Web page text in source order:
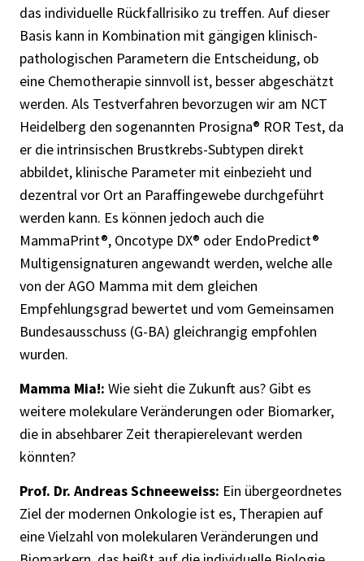
das individuelle Rückfallrisiko zu treffen. Auf dieser
Basis kann in Kombination mit gängigen klinisch-
pathologischen Parametern die Entscheidung, ob
eine Chemotherapie sinnvoll ist, besser abgeschätzt
werden. Als Testverfahren bevorzugen wir am NCT
Heidelberg den sogenannten Prosigna® ROR Test, da
er die intrinsischen Brustkrebs-Subtypen direkt
abbildet, klinische Parameter mit einbezieht und
dezentral vor Ort an Paraffingewebe durchgeführt
werden kann. Es können jedoch auch die
MammaPrint®, Oncotype DX® oder EndoPredict®
Multigensignaturen angewandt werden, welche alle
von der AGO Mamma mit dem gleichen
Empfehlungsgrad bewertet und vom Gemeinsamen
Bundesausschuss (G-BA) gleichrangig empfohlen
wurden.
Mamma Mia!: Wie sieht die Zukunft aus? Gibt es
weitere molekulare Veränderungen oder Biomarker,
die in absehbarer Zeit therapierelevant werden
könnten?
Prof. Dr. Andreas Schneeweiss: Ein übergeordnetes
Ziel der modernen Onkologie ist es, Therapien auf
eine Vielzahl von molekularen Veränderungen und